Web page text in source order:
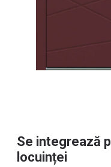
Se integrează
locuinței